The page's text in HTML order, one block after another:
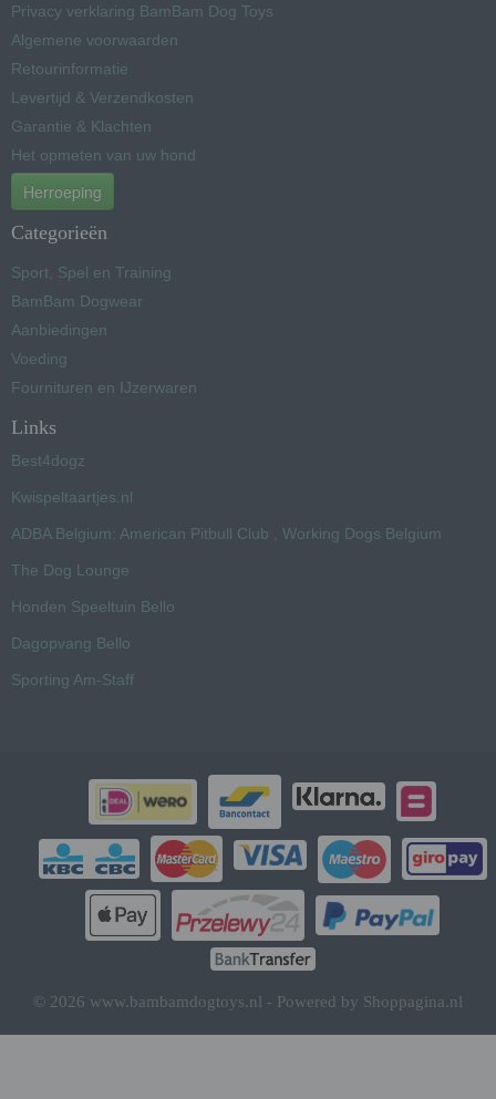
Privacy verklaring BamBam Dog Toys
Algemene voorwaarden
Retourinformatie
Levertijd & Verzendkosten
Garantie & Klachten
Het opmeten van uw hond
Herroeping
Categorieën
Sport, Spel en Training
BamBam Dogwear
Aanbiedingen
Voeding
Fournituren en IJzerwaren
Links
Best4dogz
Kwispeltaartjes.nl
ADBA Belgium: American Pitbull Club , Working Dogs Belgium
The Dog Lounge
Honden Speeltuin Bello
Dagopvang Bello
Sporting Am-Staff
© 2026 www.bambamdogtoys.nl - Powered by Shoppagina.nl